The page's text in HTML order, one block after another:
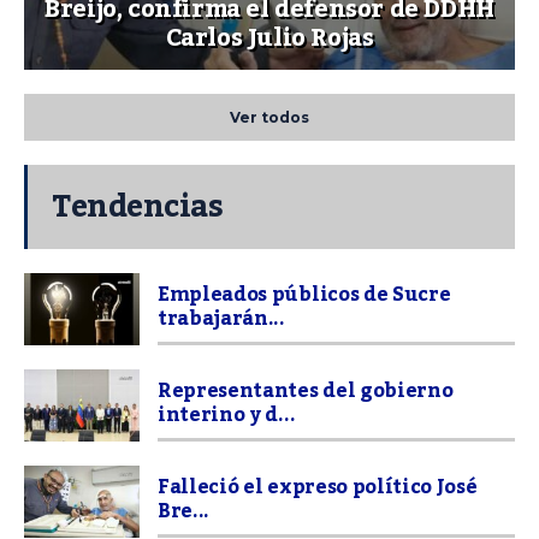
Breijo, confirma el defensor de DDHH
Carlos Julio Rojas
Ver todos
Tendencias
Empleados públicos de Sucre
trabajarán...
Representantes del gobierno
interino y d...
Falleció el expreso político José
Bre...